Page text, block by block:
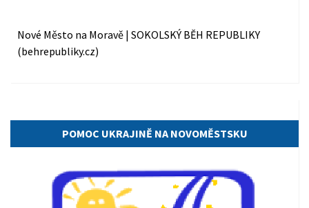
Nové Město na Moravě | SOKOLSKÝ BĚH REPUBLIKY
(behrepubliky.cz)
POMOC UKRAJINĚ NA NOVOMĚSTSKU